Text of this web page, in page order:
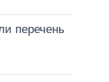
перечень